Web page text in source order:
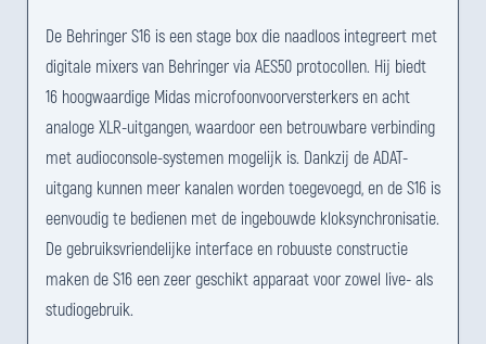
De Behringer S16 is een stage box die naadloos integreert met
digitale mixers van Behringer via AES50 protocollen. Hij biedt
16 hoogwaardige Midas microfoonvoorversterkers en acht
analoge XLR-uitgangen, waardoor een betrouwbare verbinding
met audioconsole-systemen mogelijk is. Dankzij de ADAT-
uitgang kunnen meer kanalen worden toegevoegd, en de S16 is
eenvoudig te bedienen met de ingebouwde kloksynchronisatie.
De gebruiksvriendelijke interface en robuuste constructie
maken de S16 een zeer geschikt apparaat voor zowel live- als
studiogebruik.